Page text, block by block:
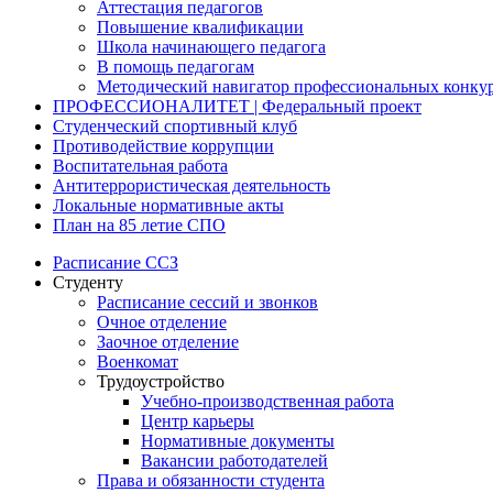
Аттестация педагогов
Повышение квалификации
Школа начинающего педагога
В помощь педагогам
Методический навигатор профессиональных
ПРОФЕССИОНАЛИТЕТ | Федеральный проект
Студенческий спортивный клуб
Противодействие коррупции
Воспитательная работа
Антитеррористическая деятельность
Локальные нормативные акты
План на 85 летие СПО
Расписание ССЗ
Студенту
Расписание сессий и звонков
Очное отделение
Заочное отделение
Военкомат
Трудоустройство
Учебно-производственная работа
Центр карьеры
Нормативные документы
Вакансии работодателей
Права и обязанности студента